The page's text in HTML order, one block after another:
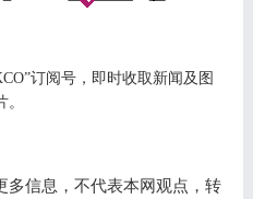
订阅号，即时收取新闻及图
。
多信息，不代表本网观点，转